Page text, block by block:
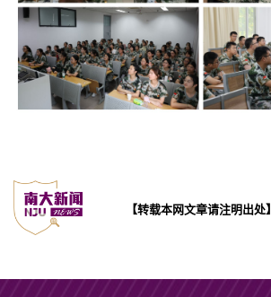
【转载本网文章请注明出处】